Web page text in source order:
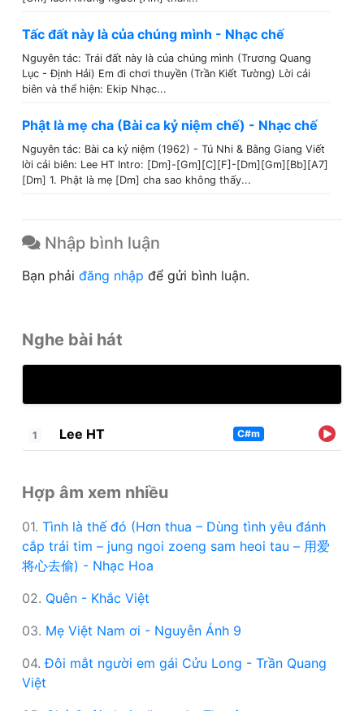
Tấc đất này là của chúng mình - Nhạc chế
Nguyên tác: Trái đất này là của chúng mình (Trương Quang
Lục - Định Hải) Em đi chơi thuyền (Trần Kiết Tường) Lời cải
biên và thể hiện: Ekip Nhạc...
Phật là mẹ cha (Bài ca kỷ niệm chế) - Nhạc chế
Nguyên tác: Bài ca kỷ niệm (1962) - Tú Nhi & Bằng Giang Viết
lời cải biên: Lee HT Intro: [Dm]-[Gm][C][F]-[Dm][Gm][Bb][A7]
[Dm] 1. Phật là mẹ [Dm] cha sao không thấy...
Nhập bình luận
Bạn phải đăng nhập để gửi bình luận.
Nghe bài hát
1 Lee HT C#m
Hợp âm xem nhiều
01. Tình là thế đó (Hơn thua – Dùng tình yêu đánh
cắp trái tim – jung ngoi zoeng sam heoi tau – 用爱
将心去偷) - Nhạc Hoa
02. Quên - Khắc Việt
03. Mẹ Việt Nam ơi - Nguyễn Ánh 9
04.Đôi mắt người em gái Cửu Long - Trần Quang
Việt